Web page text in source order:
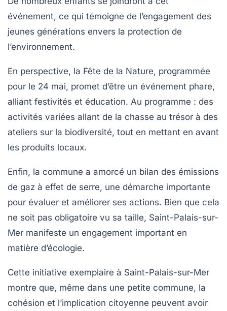
événement, ce qui témoigne de l’engagement des
jeunes générations envers la protection de
l’environnement.
En perspective, la Fête de la Nature, programmée
pour le 24 mai, promet d’être un événement phare,
alliant festivités et éducation. Au programme : des
activités variées allant de la chasse au trésor à des
ateliers sur la biodiversité, tout en mettant en avant
les produits locaux.
Enfin, la commune a amorcé un bilan des émissions
de gaz à effet de serre, une démarche importante
pour évaluer et améliorer ses actions. Bien que cela
ne soit pas obligatoire vu sa taille, Saint-Palais-sur-
Mer manifeste un engagement important en
matière d’écologie.
Cette initiative exemplaire à Saint-Palais-sur-Mer
montre que, même dans une petite commune, la
cohésion et l’implication citoyenne peuvent avoir